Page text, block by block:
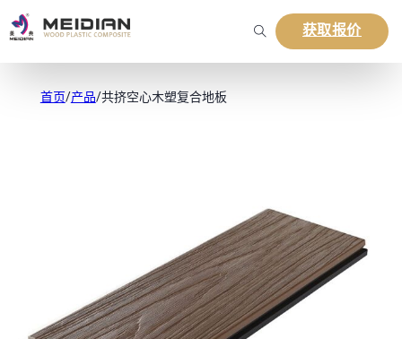
获取报价
首页/产品/共挤空心木塑复合地板